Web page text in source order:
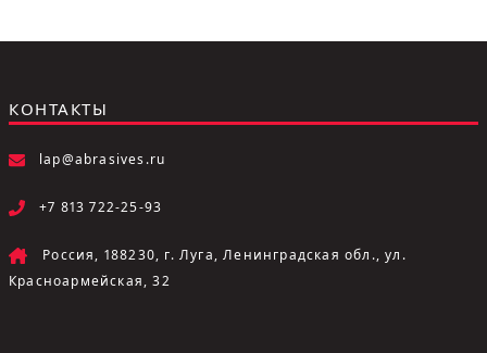
КОНТАКТЫ
lap@abrasives.ru
+7 813 722-25-93
Россия, 188230, г. Луга, Ленинградская обл., ул.
Красноармейская, 32